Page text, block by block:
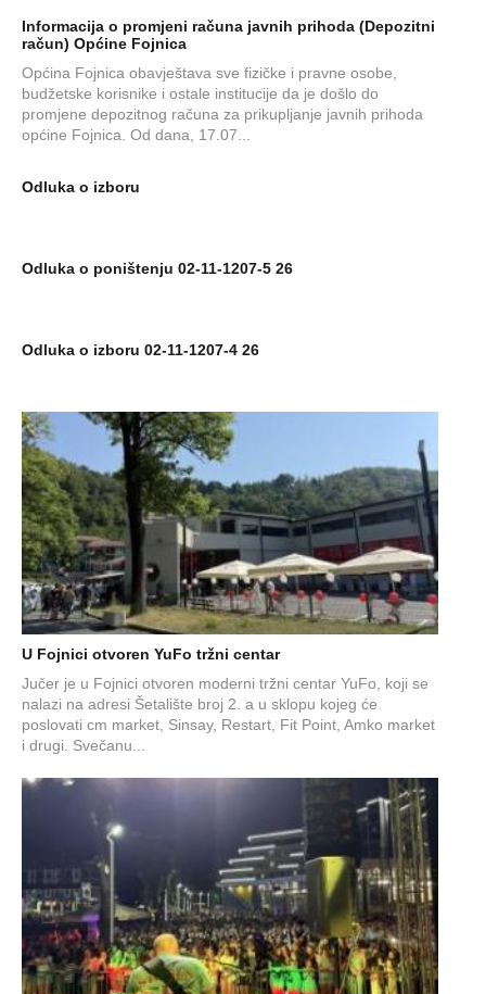
Informacija o promjeni računa javnih prihoda (Depozitni
račun) Općine Fojnica
Općina Fojnica obavještava sve fizičke i pravne osobe,
budžetske korisnike i ostale institucije da je došlo do
promjene depozitnog računa za prikupljanje javnih prihoda
općine Fojnica. Od dana, 17.07...
Odluka o izboru
Odluka o poništenju 02-11-1207-5 26
Odluka o izboru 02-11-1207-4 26
U Fojnici otvoren YuFo tržni centar
Jučer je u Fojnici otvoren moderni tržni centar YuFo, koji se
nalazi na adresi Šetalište broj 2. a u sklopu kojeg će
poslovati cm market, Sinsay, Restart, Fit Point, Amko market
i drugi. Svečanu...